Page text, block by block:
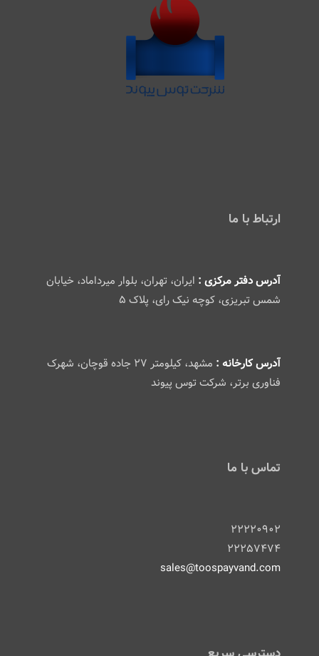
ارتباط با ما
آدرس دفتر مرکزی : ایران، تهران، بلوار میرداماد، خیابان
شمس تبریزی، کوچه نیک رای، پلاک ۵
آدرس کارخانه :
مشهد، کیلومتر ۲۷ جاده قوچان، شهرک
فناوری برتر، شرکت توس پیوند
تماس با ما
۲۲۲۲۰۹۰۲
۲۲۲۵۷۴۷۴
sales@toospayvand.com